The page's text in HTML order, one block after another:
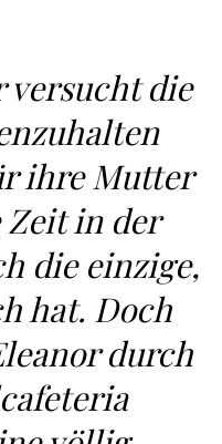
versucht die
ihre Mutter
Zeit in der
die einzige,
hat. Doch
durch